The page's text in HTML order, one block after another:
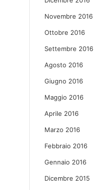
Novembre 2016
Ottobre 2016
Settembre 2016
Agosto 2016
Giugno 2016
Maggio 2016
Aprile 2016
Marzo 2016
Febbraio 2016
Gennaio 2016
Dicembre 2015